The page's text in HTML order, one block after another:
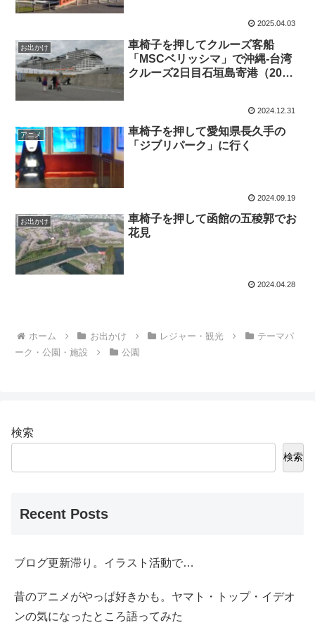
2025.04.03
お出かけ
車椅子を押してクルーズ客船
「MSCベリッシマ」で沖縄-台湾
クルーズ2日目石垣島寄港（2024
2024.12.31
アニメ
車椅子を押して愛知県長久手の
「ジブリパーク」に行く
2024.09.19
お出かけ
車椅子を押して函館の五稜郭でお
花見
2024.04.28
ホーム お出かけ レジャー・観光
テーマパ
ーク・公園・施設
公園
検索
検索
Recent Posts
ブログ更新滞り。イラスト活動で…
昔のアニメがやっぱ好きかも。ヤマト・トップ・イデオ
ンの気になったところ語ってみた